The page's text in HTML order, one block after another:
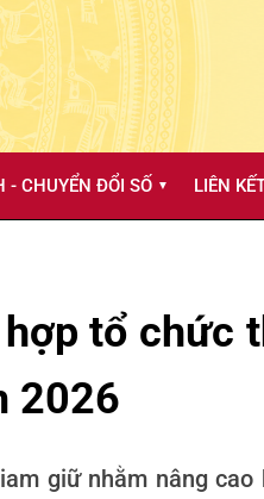
- CHUYỂN ĐỔI SỐ ▼ LIÊN
tổ chức
2026
giữ nhằm nâng cao